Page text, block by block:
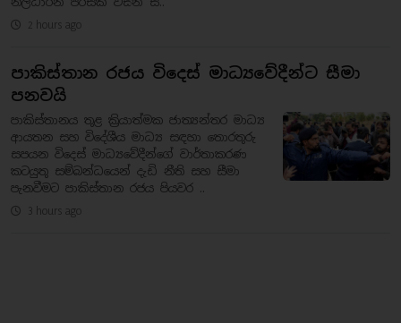
2 hours ago
පාකිස්තාන රජය විදෙස් මාධ්‍යවේදීන්ට සීමා
පනවයි
පාකිස්තානය තුළ ක්‍රියාත්මක ජාත්‍යන්තර මාධ්‍ය
ආයතන සහ විදේශීය මාධ්‍ය සඳහා තොරතුරු
සපයන විදෙස් මාධ්‍යවේදීන්ගේ වාර්තාකරණ
කටයුතු සම්බන්ධයෙන් දැඩි නීති සහ සීමා
පැනවීමට පාකිස්තාන රජය පියවර ..
3 hours ago